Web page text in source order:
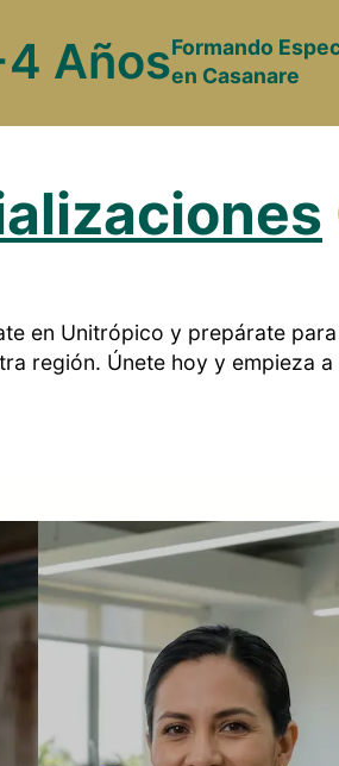
AñosFormando
en Casanare
en Unitrópico y prepárate
región. Únete hoy y empieza